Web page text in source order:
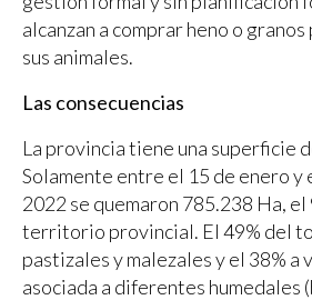
alcanzan a comprar heno o
sus animales.
Las consecuencias
La provincia tiene una superficie
Solamente entre el 15 de enero y
2022 se quemaron 785.238 Ha,
territorio provincial. El 49% del
pastizales y malezales y el 38% a
asociada a diferentes humedales